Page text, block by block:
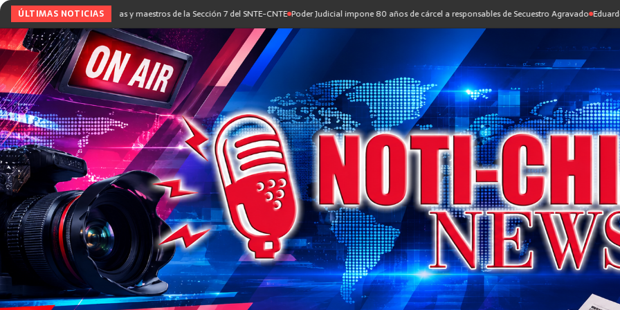
ÚLTIMAS NOTICIAS
maestras y maestros de la Sección 7 del SNTE-CNTE Poder Judicial impone 80 años de cárcel a responsables de Secuestro Agravado Eduardo Ramírez nombra